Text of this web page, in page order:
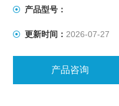
产品型号：
更新时间： 2026-07-27
产品咨询